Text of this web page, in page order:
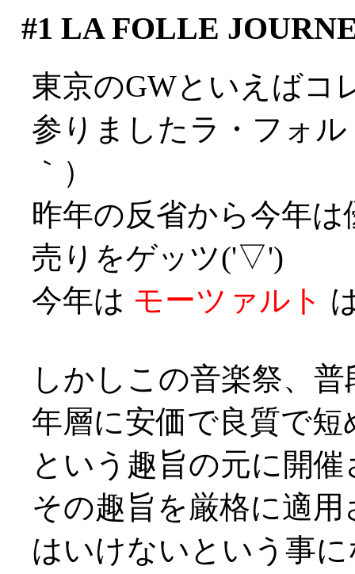
#1 LA FOLLE
東京のGWといえばコ
参りましたラ・フォ
｀）
昨年の反省から今年
売りをゲッツ('▽')
今年は モーツァルト
しかしこの音楽祭、
年層に安価で良質で
という趣旨の元に開
その趣旨を厳格に適
はいけないという事